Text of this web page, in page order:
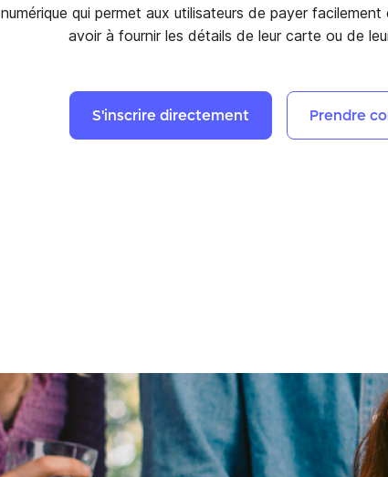
numérique qui permet aux utilisateurs de payer
avoir à fournir les détails de leur carte ou de
S'inscrire directement Prendre